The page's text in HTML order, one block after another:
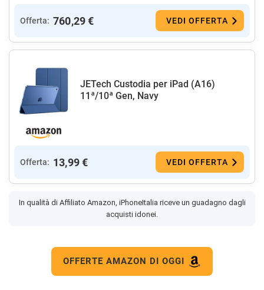
Offerta: 760,29 € VEDI OFFERTA
JETech Custodia per iPad (A16)
11ª/10ª Gen, Navy
Offerta: 13,99 € VEDI OFFERTA
In qualità di Affiliato Amazon, iPhoneItalia riceve un guadagno dagli
acquisti idonei.
OFFERTE AMAZON DI OGGI